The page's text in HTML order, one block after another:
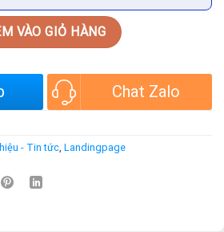
số lượng
VÀO GIỎ HÀNG
Chat Zalo
- Tin tức Landingpage